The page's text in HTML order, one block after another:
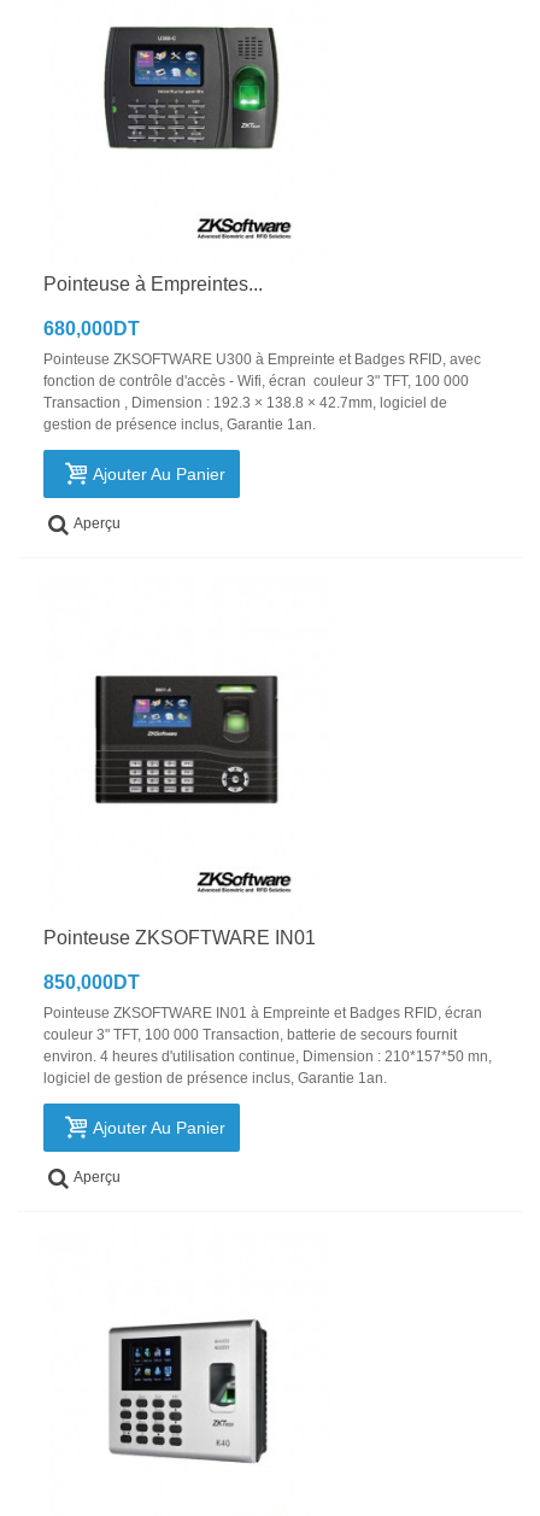
Pointeuse à Empreintes...
680,000DT
Pointeuse ZKSOFTWARE U300 à Empreinte et Badges RFID, avec
fonction de contrôle d'accès - Wifi, écran couleur 3" TFT, 100 000
Transaction , Dimension : 192.3 × 138.8 × 42.7mm, logiciel de
gestion de présence inclus, Garantie 1an.
Ajouter Au Panier
Aperçu
Pointeuse ZKSOFTWARE IN01
850,000DT
Pointeuse ZKSOFTWARE IN01 à Empreinte et Badges RFID, écran
couleur 3" TFT, 100 000 Transaction, batterie de secours fournit
environ. 4 heures d'utilisation continue, Dimension : 210*157*50 mn,
logiciel de gestion de présence inclus, Garantie 1an.
Ajouter Au Panier
Aperçu